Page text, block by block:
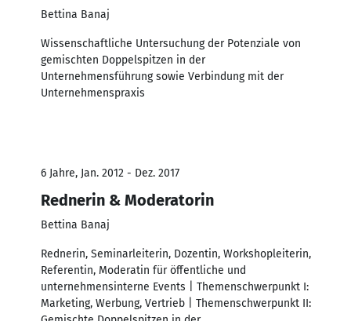
Bettina Banaj
Wissenschaftliche Untersuchung der Potenziale von
gemischten Doppelspitzen in der
Unternehmensführung sowie Verbindung mit der
Unternehmenspraxis
6 Jahre, Jan. 2012 - Dez. 2017
Rednerin & Moderatorin
Bettina Banaj
Rednerin, Seminarleiterin, Dozentin, Workshopleiterin,
Referentin, Moderatin für öffentliche und
unternehmensinterne Events | Themenschwerpunkt I:
Marketing, Werbung, Vertrieb | Themenschwerpunkt II: